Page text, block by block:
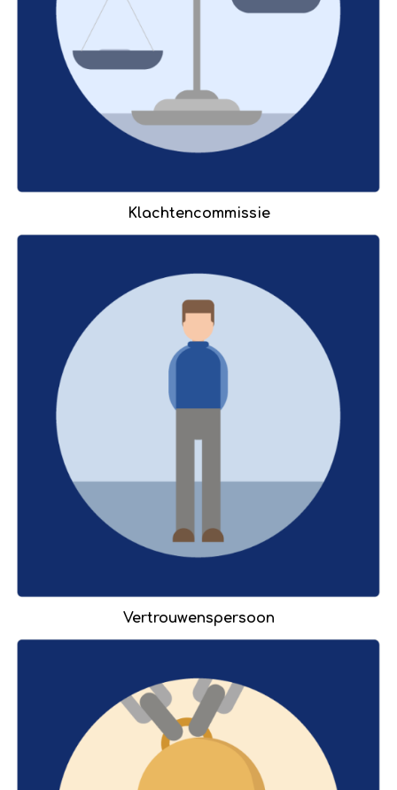
Klachtencommissie
Vertrouwenspersoon